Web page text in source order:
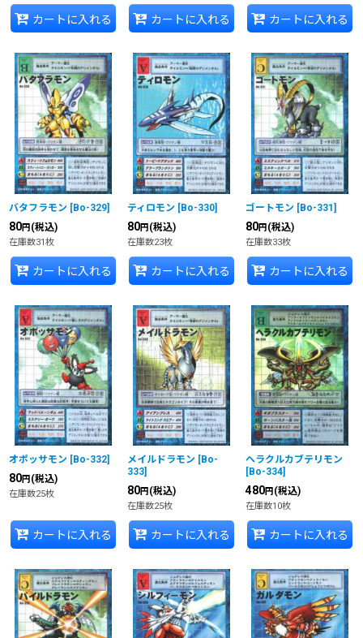
カートに入れる カートに入れる カートに入れる
バタフラモン [Bo-329]
80円 (税込)
在庫数31枚
カートに入れる
ティロモン [Bo-330]
80円 (税込)
在庫数23枚
カートに入れる
ゴートモン [Bo-331]
80円 (税込)
在庫数33枚
カートに入れる
オポッサモン [Bo-332]
80円 (税込)
在庫数25枚
カートに入れる
メイルドラモン [Bo-
333]
80円 (税込)
在庫数25枚
カートに入れる
ヘラクルカブテリモン
[Bo-334]
480円 (税込)
在庫数10枚
カートに入れる